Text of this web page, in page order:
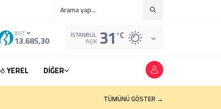
BIST
13.685,30 İSTANBUL
AÇIK 31°C
YEREL
DİĞER
TÜMÜNÜ GÖSTER →